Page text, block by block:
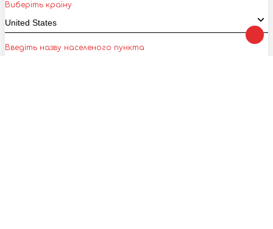
Виберіть країну
Введіть назву населеного пункта